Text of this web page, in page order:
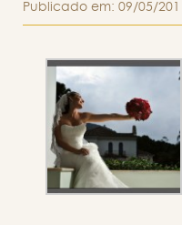
Publicado em: 09/05/2011